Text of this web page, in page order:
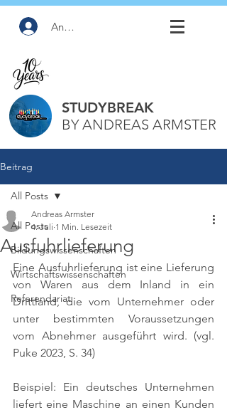
Anmelden
STUDYBREAK
BY ANDREAS ARMSTER
Beitrag
All Posts
Bildungswissenschaften
Wirtschaftswissenschaften
Referendariat
All Posts
Ausfuhrlieferung
Andreas Armster
4. Juli 1 Min. Lesezeit
Eine Ausfuhrlieferung ist eine Lieferung
von Waren aus dem Inland in ein
Drittland, die vom Unternehmer oder
unter bestimmten Voraussetzungen
vom Abnehmer ausgeführt wird. (vgl.
Puke 2023, S. 34)
Beispiel: Ein deutsches Unternehmen
liefert eine Maschine an einen Kunden